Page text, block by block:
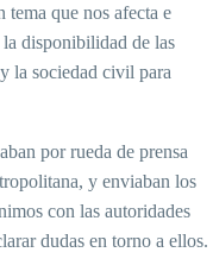
que nos afecta e
disponibilidad de las
la sociedad civil para
por rueda de prensa
y enviaban los
con las autoridades
dudas en torno a ellos.